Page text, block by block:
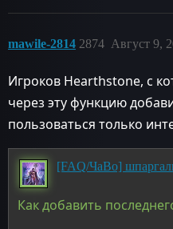
mawile-2814 Август 9,
2874
Игроков Hearthstone, с
через эту функцию
пользоваться только
Как добавить